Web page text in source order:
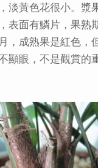
淡黃色花很小。漿
表面有鱗片，果熟
，成熟果是紅色，
顯眼，不是觀賞的